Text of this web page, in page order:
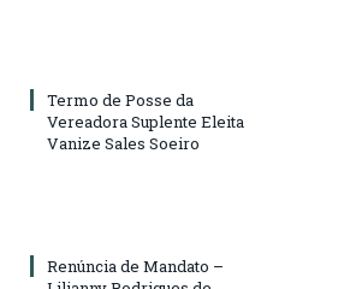
Termo de Posse da
Vereadora Suplente Eleita
Vanize Sales Soeiro
Renúncia de Mandato –